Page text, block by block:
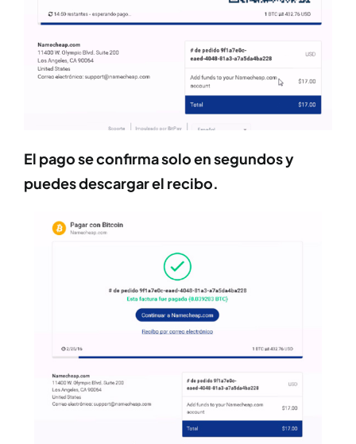
El pago se confirma solo en segundos y
puedes descargar el recibo.